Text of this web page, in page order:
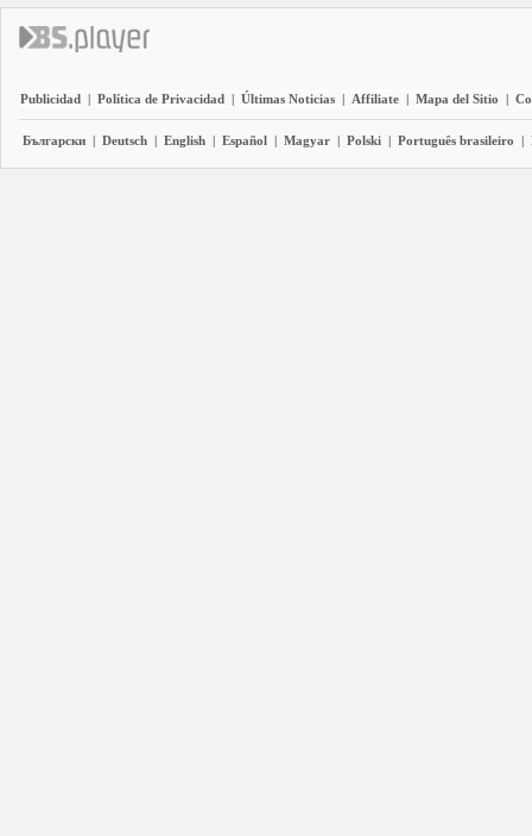
Publicidad | Política de Privacidad | Últimas Noticias | Affiliate | Mapa del Sitio |
Български | Deutsch | English | Español | Magyar | Polski | Português brasileiro |